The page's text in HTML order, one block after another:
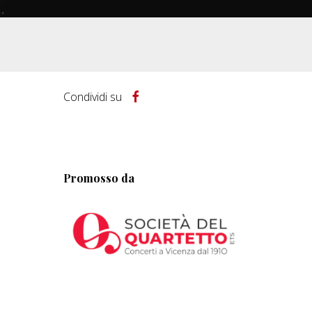
Condividi su
Promosso da